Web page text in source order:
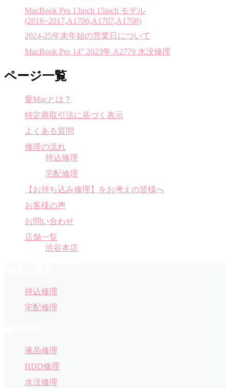
MacBook Pro 13inch 15inch モデル
(2016~2017,A1706,A1707,A1708)
2024-25年末年始の営業日について
MacBook Pro 14″ 2023年 A2779 水没修理
ページ一覧
愛Macとは？
特定商取引法に基づく表示
よくある質問
修理の流れ
持込修理
宅配修理
【お持ち込み修理】をお考えの皆様へ
お客様の声
お問い合わせ
店舗一覧
渋谷本店
持込修理
宅配修理
液晶修理
HDD修理
水没修理